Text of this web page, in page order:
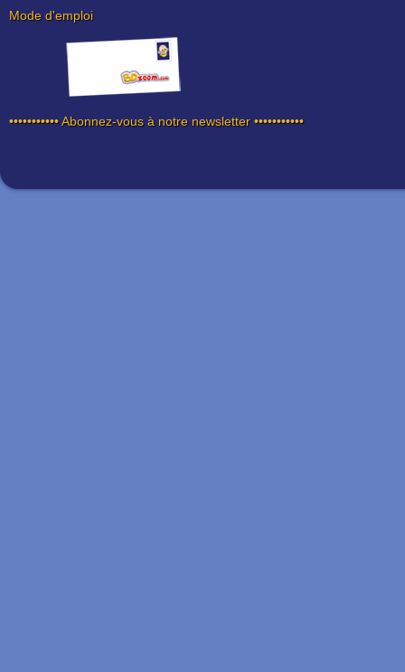
Mode d'emploi
••••••••••• Abonnez-vous à notre newsletter •••••••••••